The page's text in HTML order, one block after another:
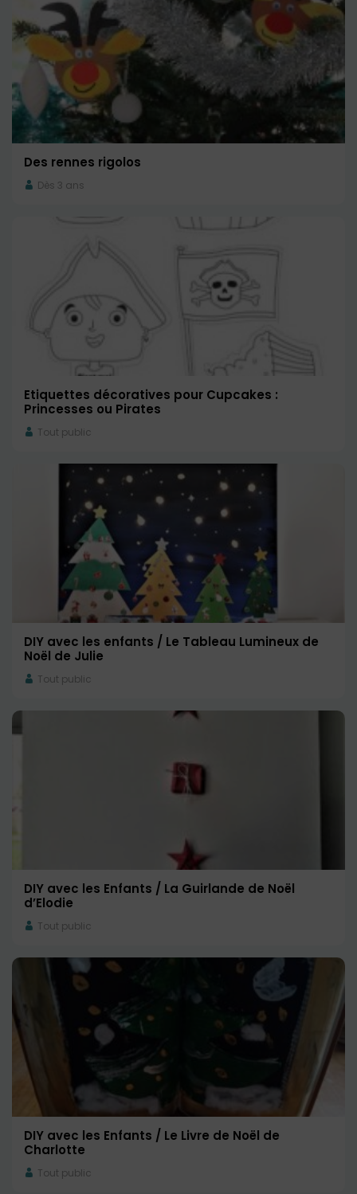
Des rennes rigolos
Dès 3 ans
Etiquettes décoratives pour Cupcakes :
Princesses ou Pirates
Tout public
DIY avec les enfants / Le Tableau Lumineux de
Noël de Julie
Tout public
DIY avec les Enfants / La Guirlande de Noël
d’Elodie
Tout public
DIY avec les Enfants / Le Livre de Noël de
Charlotte
Tout public